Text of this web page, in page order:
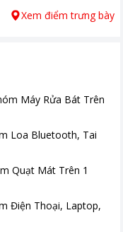
Xem điểm trưng bày
Máy Rửa Bát Trên
Loa Bluetooth, Tai
Quạt Mát Trên 1
Điện Thoại, Laptop,